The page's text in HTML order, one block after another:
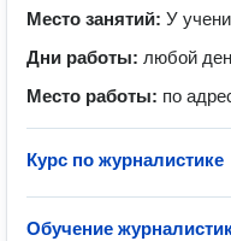
Место занятий: У
Дни работы: любой
Место работы: по
Курс по журналистике
Обучение